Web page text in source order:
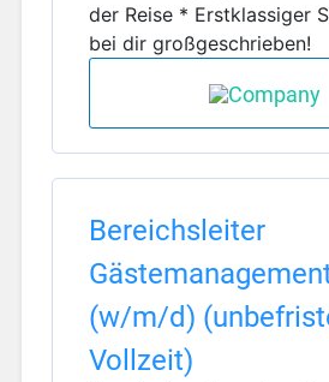
der Reise * Erstklassiger
bei dir großgeschrieben!
Bereichsleiter
(w/m/d)
Vollzeit)